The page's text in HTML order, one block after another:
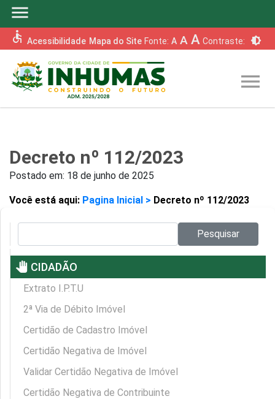
menu
accessible Acessibilidade Mapa do Site Fonte: A A A Contraste: brightness_6
menu
Decreto nº 112/2023
Postado em: 18 de junho de 2025
Você está aqui: Pagina Inicial > Decreto nº 112/2023
Pesquisar
pan_tool CIDADÃO
Extrato I.P.T.U
2ª Via de Débito Imóvel
Certidão de Cadastro Imóvel
Certidão Negativa de Imóvel
Validar Certidão Negativa de Imóvel
Certidão Negativa de Contribuinte